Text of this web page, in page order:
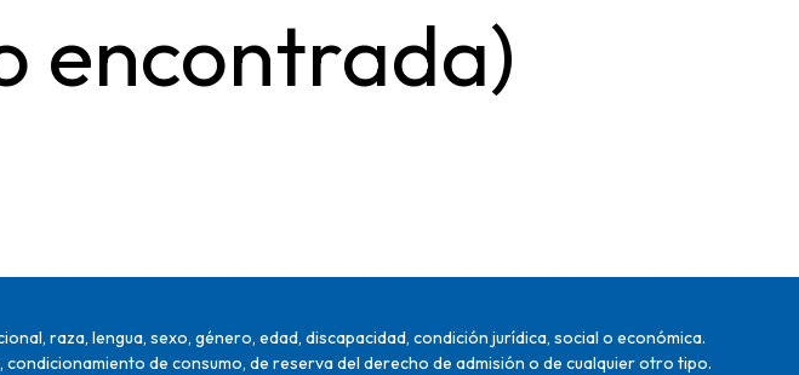
encontrada)
raza, lengua, sexo, género, edad, discapacidad, condición jurídica, social o económica.
de consumo, de reserva del derecho de admisión o de cualquier otro tipo.